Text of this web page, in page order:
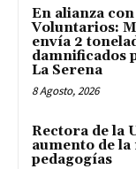
En alianza
Voluntarios:
envía 2
damnificados
La Serena
8 Agosto, 2026
Rectora de la
aumento de
pedagogías